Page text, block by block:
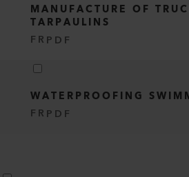
MANUFACTURE OF
TARPAULINS
FR PDF
WATERPROOFING
FR PDF